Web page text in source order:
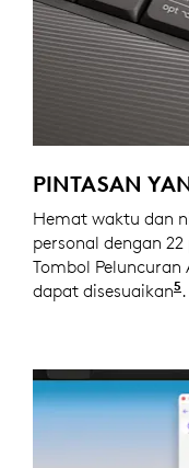
PINTASAN
Hemat waktu dan
personal dengan
Tombol
dapat disesuaikan5 .